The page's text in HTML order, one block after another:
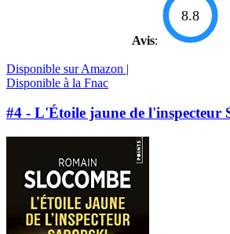
Avis:
8.8
Disponible sur Amazon |
Disponible à la Fnac
#4 - L'Étoile jaune de l'inspecteur